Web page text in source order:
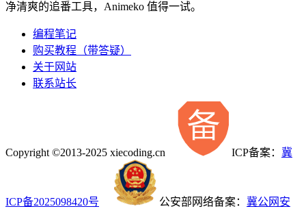
净清爽的追番工具，Animeko 值得一试。
编程笔记
购买教程（带答疑）
关于网站
联系站长
Copyright ©2013-2025 xiecoding.cn ICP备案： 冀
ICP备2025098420号 公安部网络备案： 冀公网安